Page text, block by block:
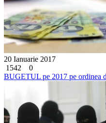
20 Ianuarie 2017
1542
0
BUGETUL pe 2017 pe ordinea